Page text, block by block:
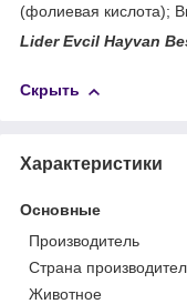
(фолиевая кислота);
Lider Evcil Hayvan
Скрыть
Характеристики
Основные
Производитель
Страна
Животное